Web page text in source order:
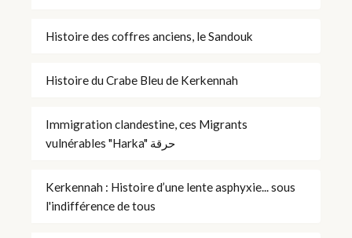
Histoire des coffres anciens, le Sandouk
Histoire du Crabe Bleu de Kerkennah
Immigration clandestine, ces Migrants
vulnérables "Harka" حرقة
Kerkennah : Histoire d’une lente asphyxie... sous
l'indifférence de tous